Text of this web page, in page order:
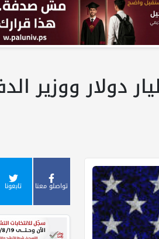
تكلفة الحرب على إيران تقفز إلى 29 مليار
تواصلو معنا تابعونا